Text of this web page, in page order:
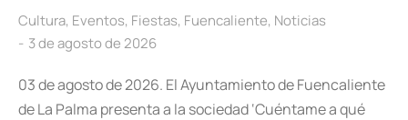
Cultura, Eventos, Fiestas, Fuencaliente, Noticias
3 de agosto de 2026
03 de agosto de 2026. El Ayuntamiento de Fuencaliente
de La Palma presenta a la sociedad ‘Cuéntame a qué